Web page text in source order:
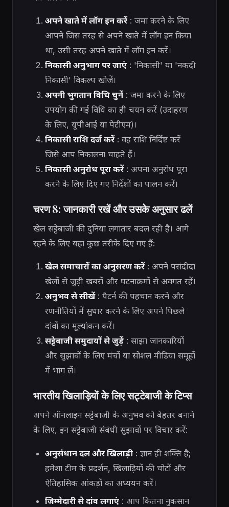
अपने खाते में लॉग इन करें: जमा करने के लिए
आपने जिस तरह से अपने खाते में लॉग इन किया
था, उसी तरह अपने खाते में लॉग इन करें।
निकासी अनुभाग पर जाएं: 'निकासी' या 'नकदी
निकासी' विकल्प खोजें।
अपनी भुगतान विधि चुनें: जमा करने के लिए
उपयोग की गई विधि का ही चयन करें (उदाहरण
के लिए, यूपीआई या पेटीएम)।
निकासी राशि दर्ज करें: वह राशि निर्दिष्ट करें
जिसे आप निकालना चाहते हैं।
निकासी अनुरोध पूरा करें: अपना अनुरोध पूरा
करने के लिए दिए गए निर्देशों का पालन करें।
चरण 8: जानकारी रखें और उसके अनुसार ढलें
खेल सट्टेबाजी की दुनिया लगातार बदल रही है। आगे
रहने के लिए यहां कुछ तरीके दिए गए हैं:
खेल समाचारों का अनुसरण करें: अपने पसंदीदा
खेलों से जुड़ी खबरों और घटनाक्रमों से अवगत रहें।
अनुभव से सीखें: पैटर्न की पहचान करने और
रणनीतियों में सुधार करने के लिए अपने पिछले
दांवों का मूल्यांकन करें।
सट्टेबाजी समुदायों से जुड़ें: साझा जानकारियों
और सुझावों के लिए मंचों या सोशल मीडिया समूहों
में भाग लें।
भारतीय खिलाड़ियों के लिए सट्टेबाजी के टिप्स
अपने ऑनलाइन सट्टेबाजी के अनुभव को बेहतर बनाने
के लिए, इन सट्टेबाजी संबंधी सुझावों पर विचार करें:
अनुसंधान दल और खिलाड़ी: ज्ञान ही शक्ति है;
हमेशा टीम के प्रदर्शन, खिलाड़ियों की चोटों और
ऐतिहासिक आंकड़ों का अध्ययन करें।
जिम्मेदारी से दांव लगाएं: आप कितना नुकसान